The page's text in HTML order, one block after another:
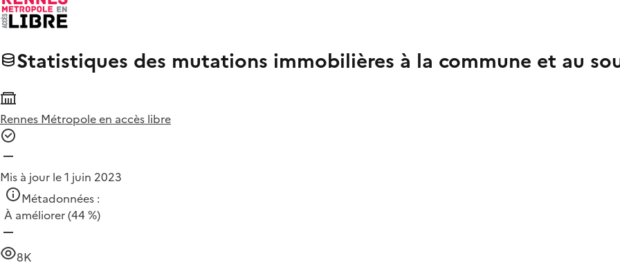
Statistiques des mutations immobilières à la commune et au
Rennes Métropole en accès libre
Mis à jour le 1 juin 2023
Métadonnées :
À améliorer(44 %)
8K